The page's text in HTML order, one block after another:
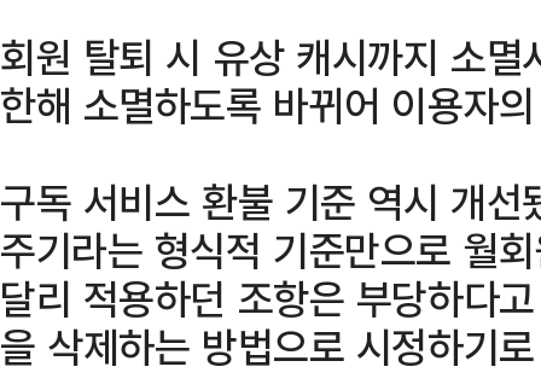
회원 탈퇴 시 유상 캐시까지 소
한해 소멸하도록 바뀌어 이용자
구독 서비스 환불 기준 역시 개
주기라는 형식적 기준만으로 월
달리 적용하던 조항은 부당하다
을 삭제하는 방법으로 시정하기